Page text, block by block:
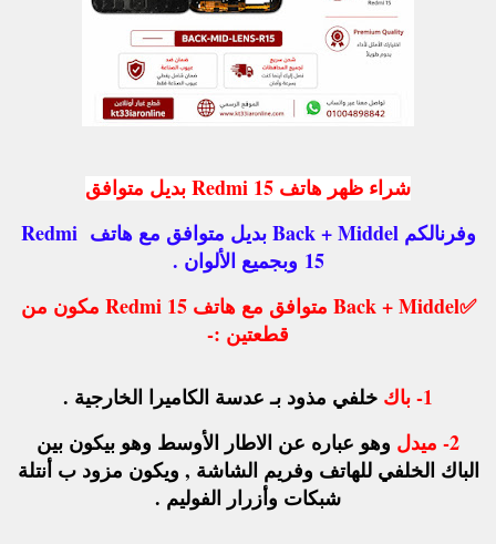
شراء ظهر هاتف Redmi 15 بديل متوافق
وفرنالكم Back + Middel بديل متوافق مع هاتف Redmi
15 وبجميع الألوان .
✅
Back + Middel متوافق مع هاتف Redmi 15 مكون من
قطعتين :-
1- باك خلفي مذود بـ عدسة الكاميرا الخارجية .
2- ميدل وهو عباره عن الاطار الأوسط وهو بيكون بين
الباك الخلفي للهاتف وفريم الشاشة , ويكون مزود ب أنتلة
شبكات وأزرار الفوليم .